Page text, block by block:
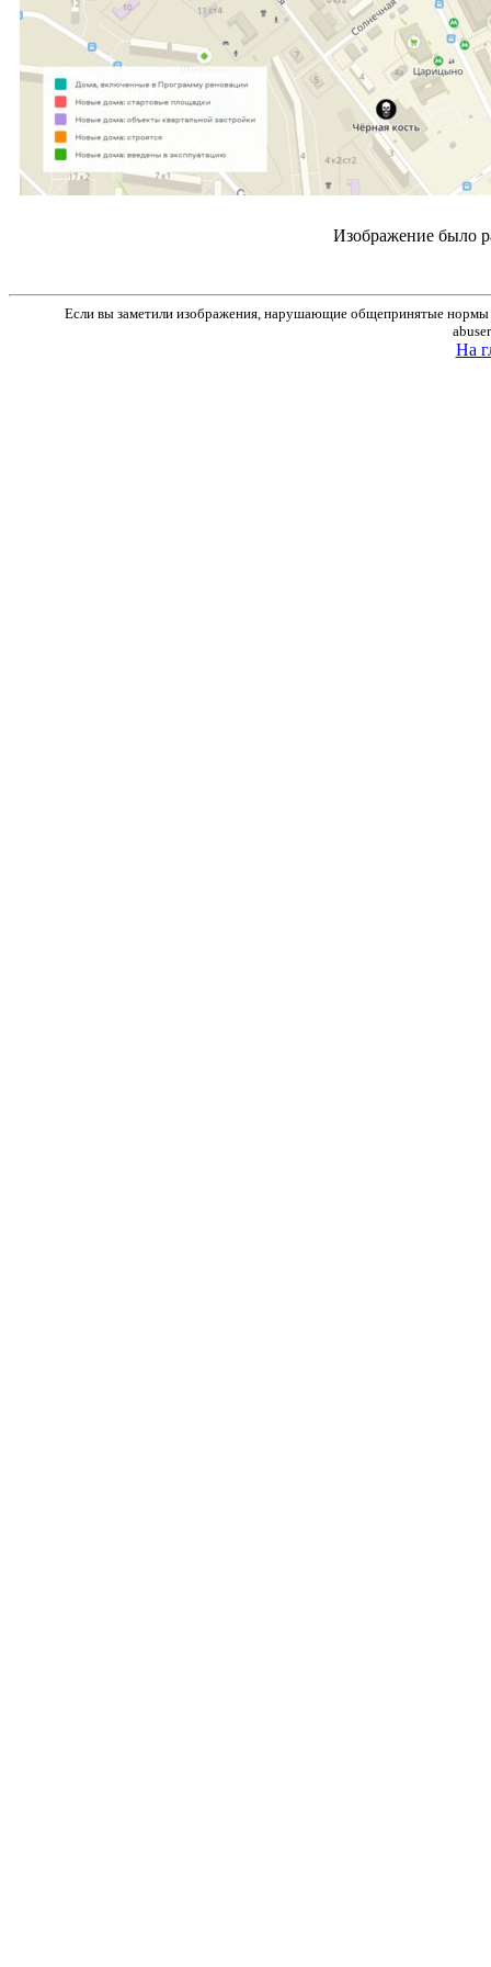
Изображение было
Если вы заметили изображения, нарушающие общепринятые нормы
На